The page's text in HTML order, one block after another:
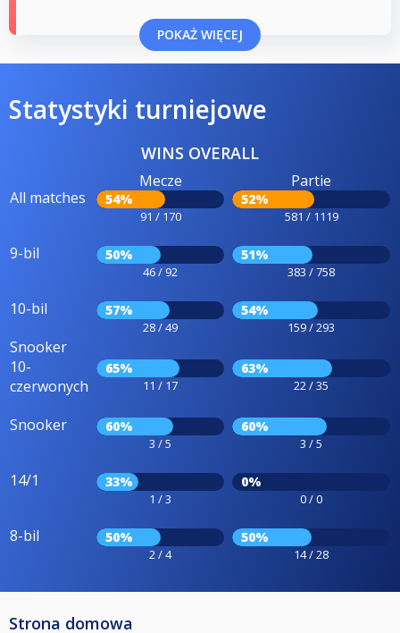
POKAŻ WIĘCEJ
Statystyki turniejowe
WINS OVERALL
All matches
Mecze
54%
91 / 170
Partie
52%
581 / 1119
9-bil 50%
46 / 92
51%
383 / 758
10-bil 57%
28 / 49
54%
159 / 293
Snooker
10-
czerwonych
65%
11 / 17
63%
22 / 35
Snooker 60%
3 / 5
60%
3 / 5
14/1 33%
1 / 3
0%
0 / 0
8-bil 50%
2 / 4
50%
14 / 28
Strona domowa